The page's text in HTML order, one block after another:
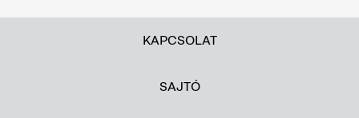
KAPCSOLAT
SAJTÓ